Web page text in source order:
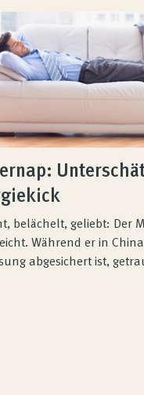
belächelt, geliebt: Der
Während er in
abgesichert ist,